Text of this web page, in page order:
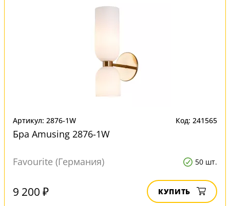
Артикул: 2876-1W Код: 241565
Бра Amusing 2876-1W
Favourite (Германия) 50 шт.
9 200 ₽ КУПИТЬ